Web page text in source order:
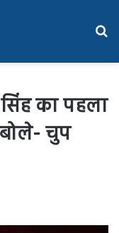
का पहला
चुप